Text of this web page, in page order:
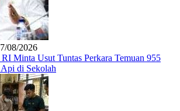
08/2026
Minta Usut Tuntas Perkara Temuan 955
di Sekolah